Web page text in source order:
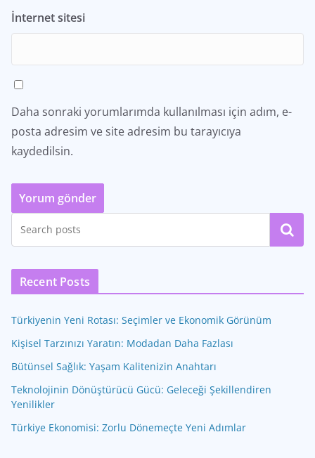
İnternet sitesi
Daha sonraki yorumlarımda kullanılması için adım, e-
posta adresim ve site adresim bu tarayıcıya
kaydedilsin.
Ara
Recent Posts
Türkiyenin Yeni Rotası: Seçimler ve Ekonomik Görünüm
Kişisel Tarzınızı Yaratın: Modadan Daha Fazlası
Bütünsel Sağlık: Yaşam Kalitenizin Anahtarı
Teknolojinin Dönüştürücü Gücü: Geleceği Şekillendiren
Yenilikler
Türkiye Ekonomisi: Zorlu Dönemeçte Yeni Adımlar